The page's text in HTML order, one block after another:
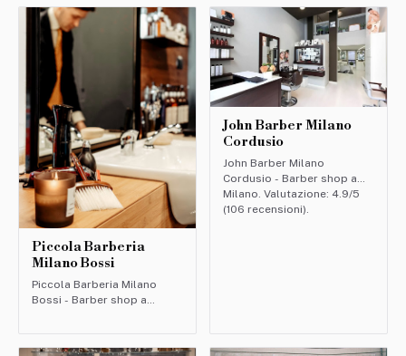
Piccola Barberia
Milano Bossi
Piccola Barberia Milano
Bossi - Barber shop a
John Barber Milano
Cordusio
John Barber Milano
Cordusio - Barber shop a
Milano. Valutazione: 4.9/5
(106 recensioni).